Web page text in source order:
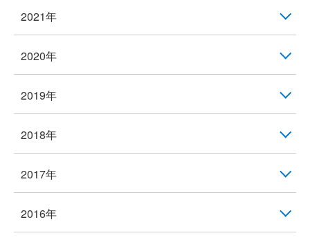
2021年
2020年
2019年
2018年
2017年
2016年